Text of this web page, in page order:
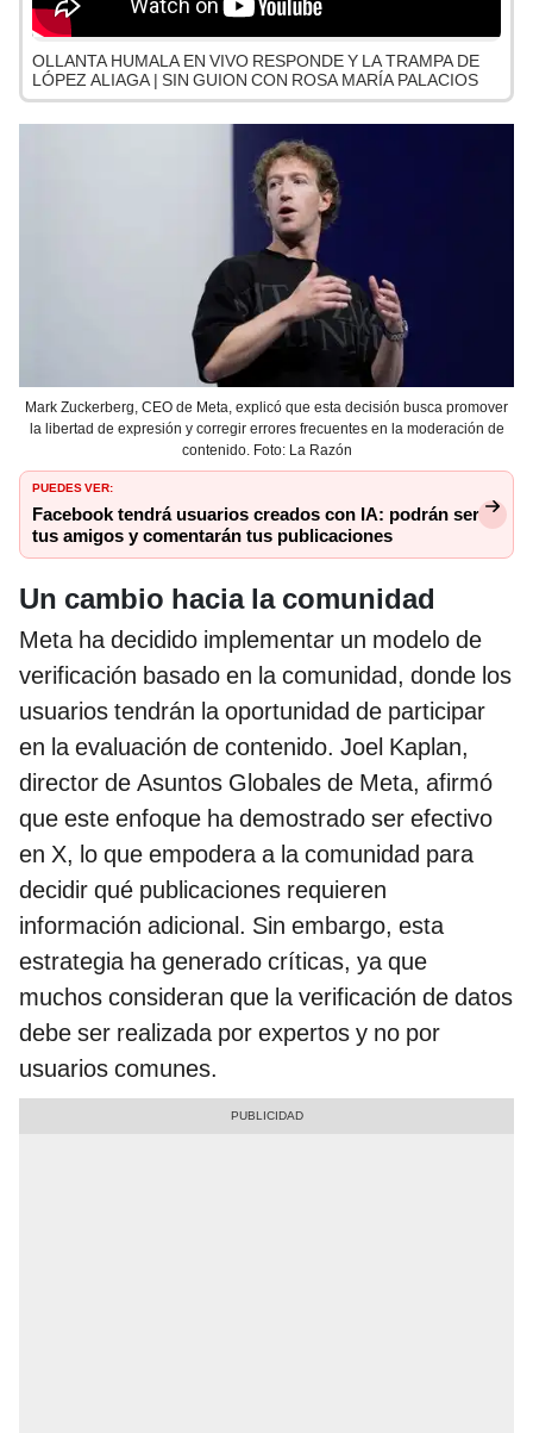
OLLANTA HUMALA EN VIVO RESPONDE Y LA TRAMPA DE
LÓPEZ ALIAGA | SIN GUION CON ROSA MARÍA PALACIOS
Mark Zuckerberg, CEO de Meta, explicó que esta decisión busca promover
la libertad de expresión y corregir errores frecuentes en la moderación de
contenido. Foto: La Razón
PUEDES VER:
Facebook tendrá usuarios creados con IA: podrán ser
tus amigos y comentarán tus publicaciones
Un cambio hacia la comunidad
Meta ha decidido implementar un modelo de
verificación basado en la comunidad, donde los
usuarios tendrán la oportunidad de participar
en la evaluación de contenido. Joel Kaplan,
director de Asuntos Globales de Meta, afirmó
que este enfoque ha demostrado ser efectivo
en X, lo que empodera a la comunidad para
decidir qué publicaciones requieren
información adicional. Sin embargo, esta
estrategia ha generado críticas, ya que
muchos consideran que la verificación de datos
debe ser realizada por expertos y no por
usuarios comunes.